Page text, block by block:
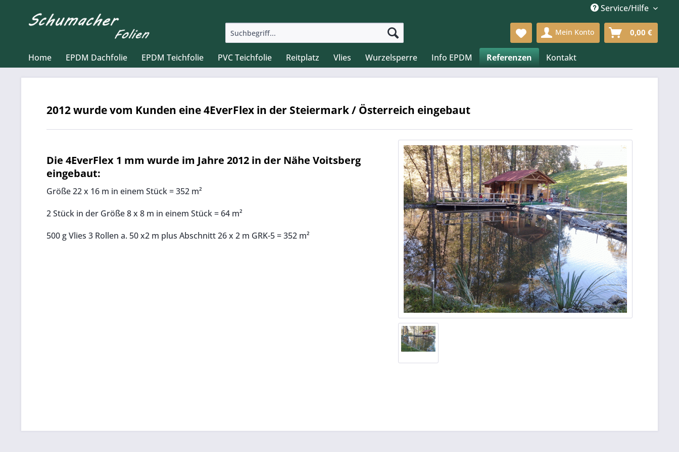
Service/Hilfe
Mein Konto 0,00 €
Home EPDM Dachfolie EPDM Teichfolie PVC Teichfolie Reitplatz Vlies Wurzelsperre Info EPDM Referenzen Kontakt
2012 wurde vom Kunden eine 4EverFlex in der Steiermark / Österreich eingebaut
Die 4EverFlex 1 mm wurde im Jahre 2012 in der Nähe Voitsberg
eingebaut:
Größe 22 x 16 m in einem Stück = 352 m²
2 Stück in der Größe 8 x 8 m in einem Stück = 64 m²
500 g Vlies 3 Rollen a. 50 x2 m plus Abschnitt 26 x 2 m GRK-5 = 352 m²